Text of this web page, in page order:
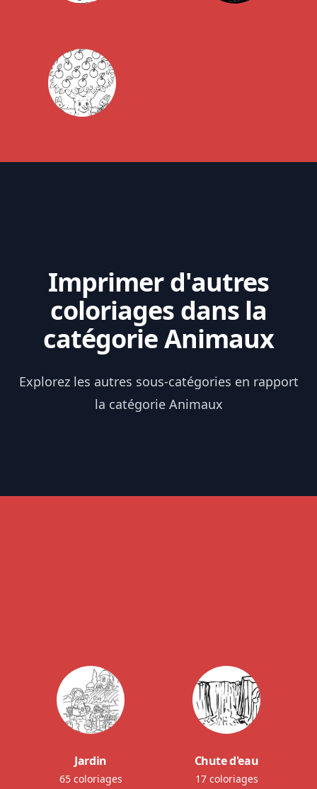
Imprimer d'autres
coloriages dans la
catégorie Animaux
Explorez les autres sous-catégories en rapport
la catégorie Animaux
Jardin
65 coloriages
Chute d'eau
17 coloriages